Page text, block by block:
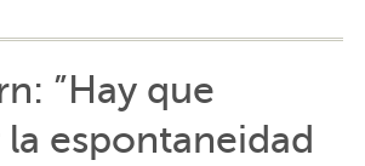
”Hay que
espontaneidad